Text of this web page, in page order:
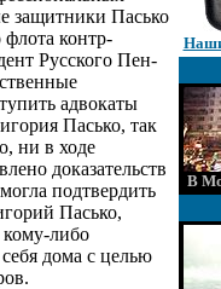
защитники Пасько
контр-
Русского Пен-
адвокаты
Пасько, так
ни в ходе
доказательств
подтвердить
Пасько,
либо
дома с целью
В